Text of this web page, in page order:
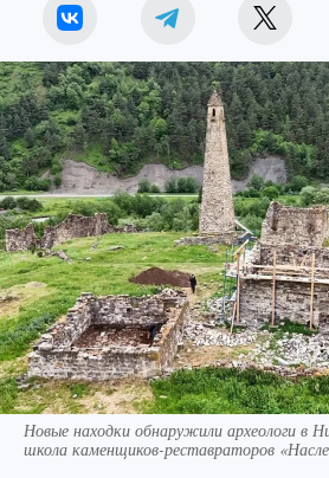
Новые находки обнаружили археологи
школа каменщиков-реставраторов